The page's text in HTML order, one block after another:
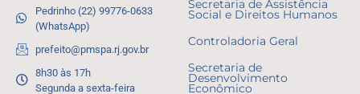
Pedrinho (22) 99776-0633
(WhatsApp)
prefeito@pmspa.rj.gov.br
8h30 às 17h
Segunda a sexta-feira
Secretaria de Assistência
Social e Direitos Humanos
Controladoria Geral
Secretaria de
Desenvolvimento
Econômico